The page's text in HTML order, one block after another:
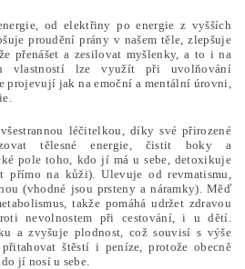
od elektřiny po energie z vyšších
proudění prány v našem těle, zlepšuje
přenášet a zesilovat myšlenky, a to i na
vlastností lze využít při uvolňování
projevují jak na emoční a mentální úrovni,
léčitelkou, díky své přirozené
tělesné energie, čistit boky a
pole toho, kdo jí má u sebe, detoxikuje
přímo na kůži). Ulevuje od revmatismu,
(vhodné jsou prsteny a náramky). Měď
takže pomáhá udržet zdravou
nevolnostem při cestování, i u dětí.
a zvyšuje plodnost, což souvisí s výše
štěstí i peníze, protože obecně
jí nosí u sebe.